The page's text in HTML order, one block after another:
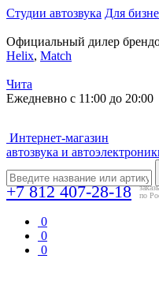
Студии автозвука Для
Официальный дилер
Helix, Match
Чита
Ежедневно с 11:00 до 20:00
Интернет-магазин
автозвука и
+7 812 407-28-18
по
0
0
0